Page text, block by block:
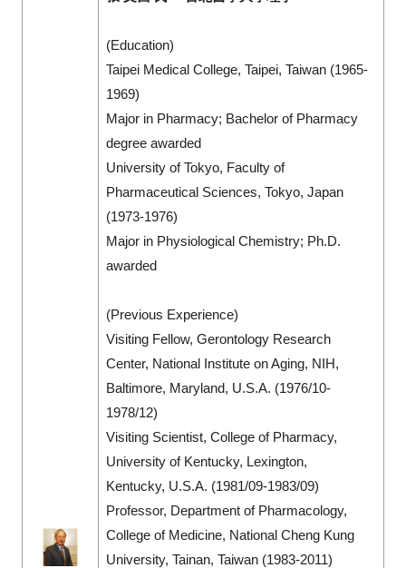
(Education)
Taipei Medical College, Taipei, Taiwan (1965-
1969)
Major in Pharmacy; Bachelor of Pharmacy
degree awarded
University of Tokyo, Faculty of
Pharmaceutical Sciences, Tokyo, Japan
(1973-1976)
Major in Physiological Chemistry; Ph.D.
awarded
(Previous Experience)
Visiting Fellow, Gerontology Research
Center, National Institute on Aging, NIH,
Baltimore, Maryland, U.S.A. (1976/10-
1978/12)
Visiting Scientist, College of Pharmacy,
University of Kentucky, Lexington,
Kentucky, U.S.A. (1981/09-1983/09)
Professor, Department of Pharmacology,
College of Medicine, National Cheng Kung
University, Tainan, Taiwan (1983-2011)